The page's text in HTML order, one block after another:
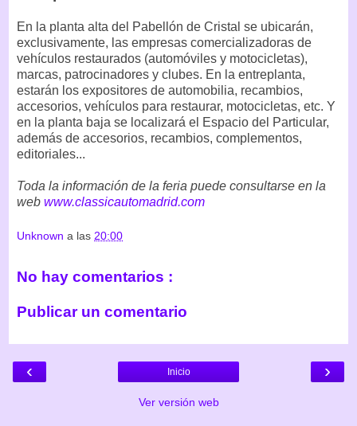
En la planta alta del Pabellón de Cristal se ubicarán,
exclusivamente, las empresas comercializadoras de
vehículos restaurados (automóviles y motocicletas),
marcas, patrocinadores y clubes. En la entreplanta,
estarán los expositores de automobilia, recambios,
accesorios, vehículos para restaurar, motocicletas, etc. Y
en la planta baja se localizará el Espacio del Particular,
además de accesorios, recambios, complementos,
editoriales...
Toda la información de la feria puede consultarse en la
web www.classicautomadrid.com
Unknown a las 20:00
No hay comentarios :
Publicar un comentario
‹ ›
Inicio
Ver versión web